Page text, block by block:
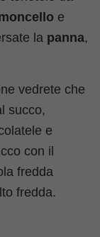
e
la panna,